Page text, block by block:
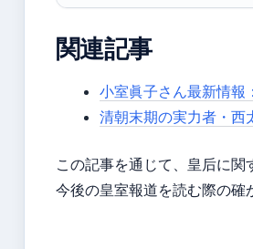
関連記事
小室眞子さん最新情報
清朝末期の実力者・西
この記事を通じて、皇后に
今後の皇室報道を読む際の